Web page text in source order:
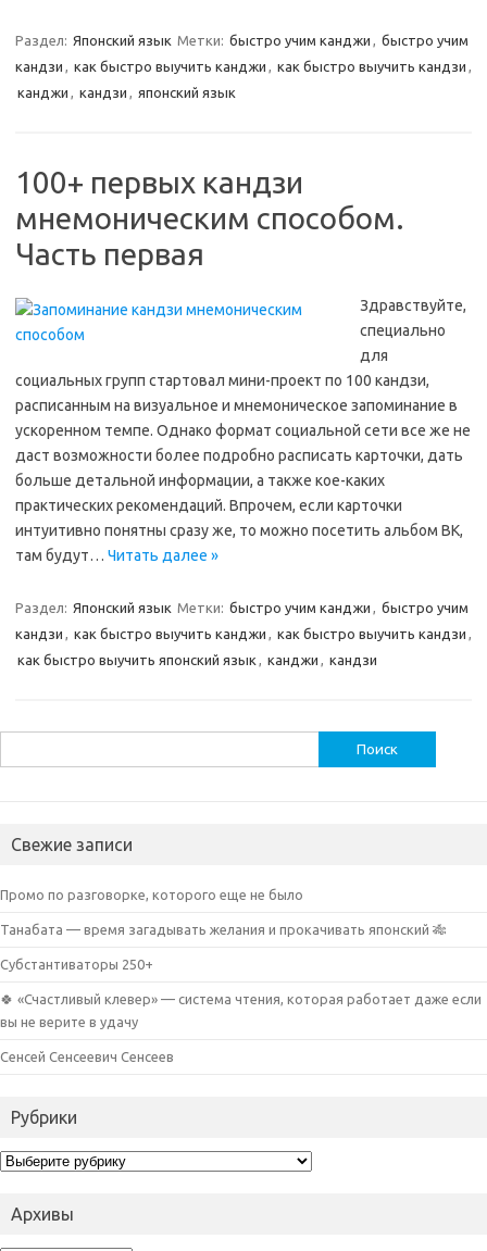
Раздел: Японский язык Метки: быстро учим канджи , быстро учим
кандзи , как быстро выучить канджи , как быстро выучить кандзи ,
канджи , кандзи , японский язык
100+ первых кандзи
мнемоническим способом.
Часть первая
Здравствуйте,
специально
для
социальных групп стартовал мини-проект по 100 кандзи,
расписанным на визуальное и мнемоническое запоминание в
ускоренном темпе. Однако формат социальной сети все же не
даст возможности более подробно расписать карточки, дать
больше детальной информации, а также кое-каких
практических рекомендаций. Впрочем, если карточки
интуитивно понятны сразу же, то можно посетить альбом ВК,
там будут… Читать далее »
Раздел: Японский язык Метки: быстро учим канджи , быстро учим
кандзи , как быстро выучить канджи , как быстро выучить кандзи ,
как быстро выучить японский язык , канджи , кандзи
Свежие записи
Промо по разговорке, которого еще не было
Танабата — время загадывать желания и прокачивать японский 🎋
Субстантиваторы 250+
🍀 «Счастливый клевер» — система чтения, которая работает даже если
вы не верите в удачу
Сенсей Сенсеевич Сенсеев
Рубрики
Рубрики
Архивы